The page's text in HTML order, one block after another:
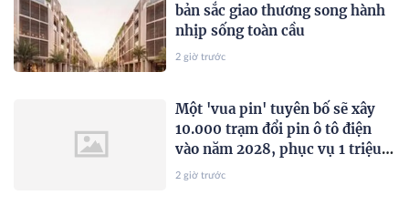
bản sắc giao thương song hành
nhịp sống toàn cầu
2 giờ trước
Một 'vua pin' tuyên bố sẽ xây
10.000 trạm đổi pin ô tô điện
vào năm 2028, phục vụ 1 triệu
xe mỗi ngày chỉ với 3 phút
2 giờ trước